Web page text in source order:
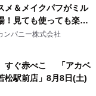
メ＆メイクパフがミル
！見ても使っても楽し
ュートなコレクショ
ンパニー株式会社
すぐ赤べこ 「アカベ
松駅前店」8月8日(土)